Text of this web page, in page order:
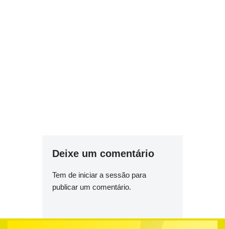
Deixe um comentário
Tem de iniciar a sessão para
publicar um comentário.